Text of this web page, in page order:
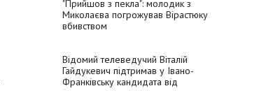
"Прийшов з пекла": молодик з
Миколаєва погрожував Вірастюку
вбивством
Відомий телеведучий Віталій
Гайдукевич підтримав у Івано-
Франківську кандидата від
“Європейської солідарності”